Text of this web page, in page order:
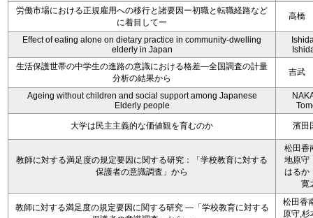
労働市場における正規雇用への移行と諸要因ー初職と転職経路など
に着目してー
高橋
Effect of eating alone on dietary practice in community-dwelling
elderly in Japan
生活保護世帯の中学生の進路の意識における格差―全国調査の計量
分析の結果から
吉武
Ageing without children and social support among Japanese
Elderly people
大学は民主主義的な価値観を育むのか 濱田
教師に対する満足度の規定要因に関する研究：「学校教育に対する
保護者の意識調査」から
松田香
地原守
はるか
寛
教師に対する満足度の規定要因に関する研究 ―「学校教育に対する
松田香
原守,杉